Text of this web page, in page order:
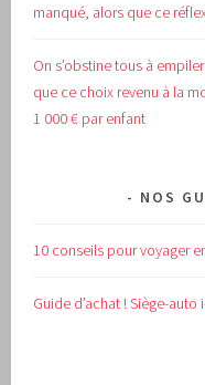
manqué, alors que ce
On s’obstine tous à
que ce choix revenu à la
1 000 € par enfant
NOS
10 conseils pour voyager
Guide d’achat !Siège-auto